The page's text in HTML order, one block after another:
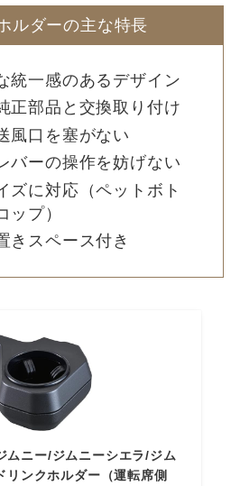
ルダーの主な特長
統一感のあるデザイン
正部品と交換取り付け
風口を塞がない
バーの操作を妨げない
ズに対応（ペットボト
ップ）
きスペース付き
ムニー/ジムニーシエラ/ジム
リンクホルダー（運転席側